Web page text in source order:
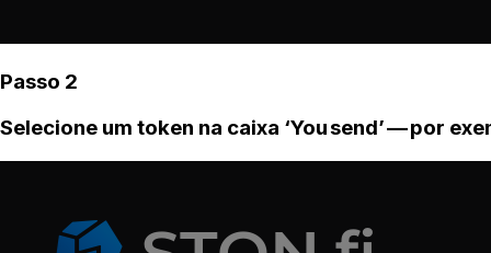
Passo 2
Selecione um token na caixa ‘You send’ — por